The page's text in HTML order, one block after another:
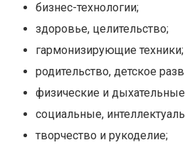
бизнес-технологии;
здоровье, целительство;
гармонизирующие техники;
родительство, детское
физические и дыхательные
социальные,
творчество и рукоделие;